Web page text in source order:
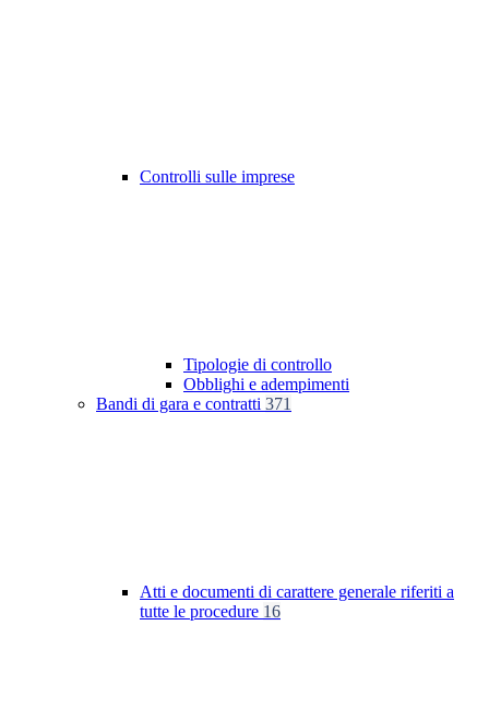
Controlli sulle imprese
Tipologie di controllo
Obblighi e adempimenti
Bandi di gara e contratti 371
Atti e documenti di carattere generale riferiti a
tutte le procedure 16